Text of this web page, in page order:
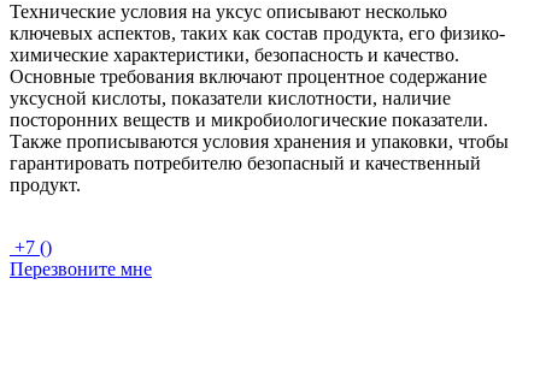
Технические условия на уксус описывают несколько
ключевых аспектов, таких как состав продукта, его физико-
химические характеристики, безопасность и качество.
Основные требования включают процентное содержание
уксусной кислоты, показатели кислотности, наличие
посторонних веществ и микробиологические показатели.
Также прописываются условия хранения и упаковки, чтобы
гарантировать потребителю безопасный и качественный
продукт.
+7 ()
Перезвоните мне